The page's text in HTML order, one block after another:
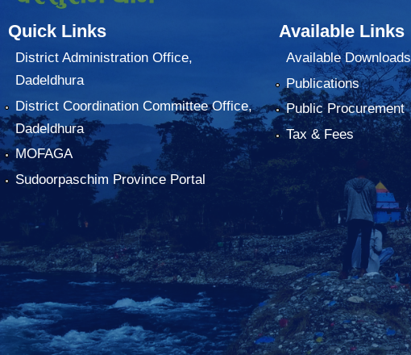
Quick Links
District Administration Office,
Dadeldhura
District Coordination Committee Office,
Dadeldhura
MOFAGA
Sudoorpaschim Province Portal
Available Links
Available Downloads
Publications
Public Procurement
Tax & Fees